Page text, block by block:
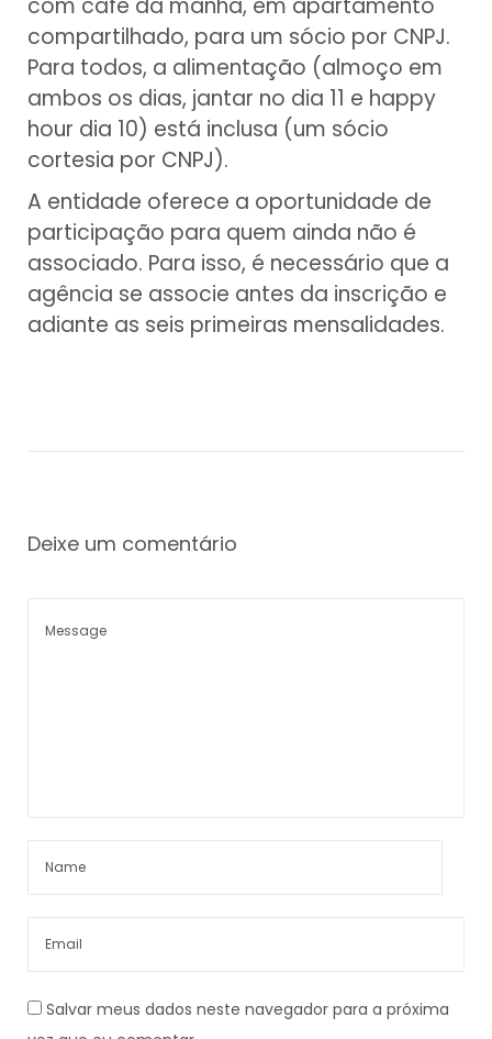
compartilhado, para um sócio por CNPJ.
Para todos, a alimentação (almoço em
ambos os dias, jantar no dia 11 e happy
hour dia 10) está inclusa (um sócio
cortesia por CNPJ).
A entidade oferece a oportunidade de
participação para quem ainda não é
associado. Para isso, é necessário que a
agência se associe antes da inscrição e
adiante as seis primeiras mensalidades.
Deixe um comentário
Salvar meus dados neste navegador para a próxima